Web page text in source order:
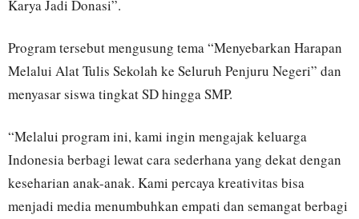
Karya Jadi Donasi”.
Program tersebut mengusung tema “Menyebarkan Harapan
Melalui Alat Tulis Sekolah ke Seluruh Penjuru Negeri” dan
menyasar siswa tingkat SD hingga SMP.
“Melalui program ini, kami ingin mengajak keluarga
Indonesia berbagi lewat cara sederhana yang dekat dengan
keseharian anak-anak. Kami percaya kreativitas bisa
menjadi media menumbuhkan empati dan semangat berbagi